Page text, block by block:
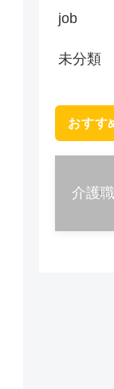
job
未分類
おすす
介護